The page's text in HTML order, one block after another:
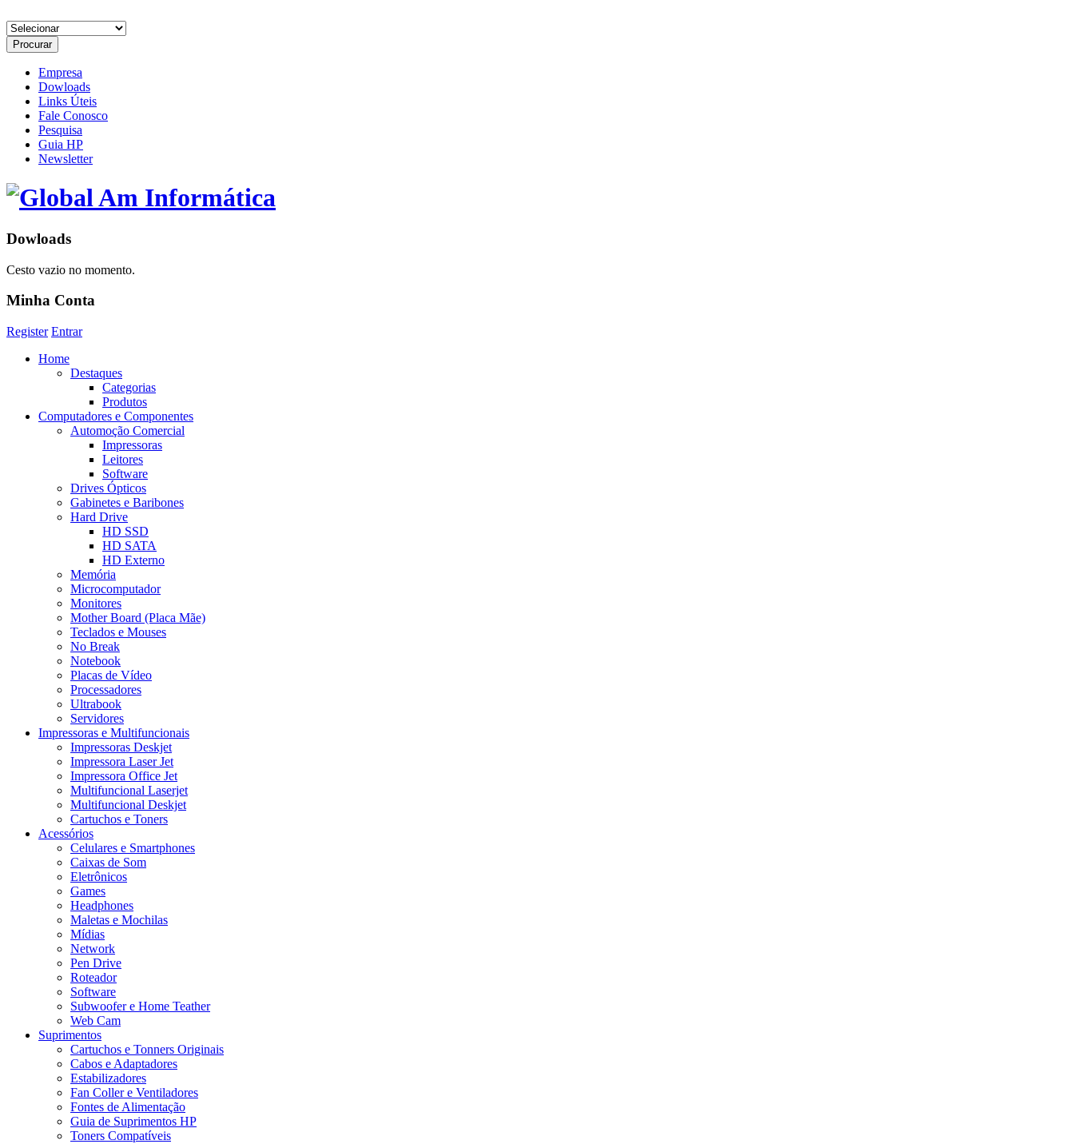
Empresa
Dowloads
Links Úteis
Fale Conosco
Pesquisa
Guia HP
Newsletter
Dowloads
Cesto vazio no momento.
Minha Conta
Register Entrar
Home
Destaques
Categorias
Produtos
Computadores e Componentes
Automoção Comercial
Impressoras
Leitores
Software
Drives Ópticos
Gabinetes e Baribones
Hard Drive
HD SSD
HD SATA
HD Externo
Memória
Microcomputador
Monitores
Mother Board (Placa Mãe)
Teclados e Mouses
No Break
Notebook
Placas de Vídeo
Processadores
Ultrabook
Servidores
Impressoras e Multifuncionais
Impressoras Deskjet
Impressora Laser Jet
Impressora Office Jet
Multifuncional Laserjet
Multifuncional Deskjet
Cartuchos e Toners
Acessórios
Celulares e Smartphones
Caixas de Som
Eletrônicos
Games
Headphones
Maletas e Mochilas
Mídias
Network
Pen Drive
Roteador
Software
Subwoofer e Home Teather
Web Cam
Suprimentos
Cartuchos e Tonners Originais
Cabos e Adaptadores
Estabilizadores
Fan Coller e Ventiladores
Fontes de Alimentação
Guia de Suprimentos HP
Toners Compatíveis